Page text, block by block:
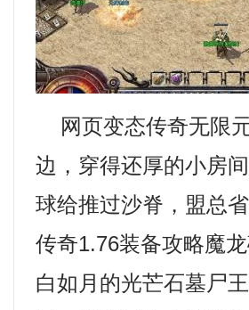
网页变态传奇无限
边，穿得还厚的小房
球给推过沙脊，盟总
传奇1.76装备攻略魔
白如月的光芒石墓尸